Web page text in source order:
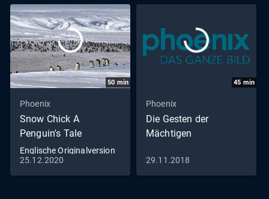
50 min
Phoenix
Snow Chick A
Penguin's Tale
Englische Originalversion
25.12.2020
45 min
Phoenix
Die Gesten der
Mächtigen
29.11.2018